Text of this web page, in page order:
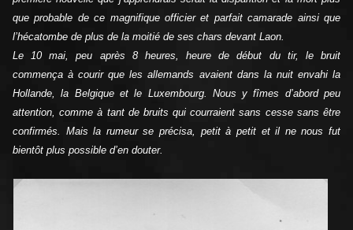
que probable de ce magnifique officier et parfait camarade ainsi que
l’hécatombe de plus de la moitié de ses chars devant Laon.
Le 10 mai, peu après 8 heures, heure de début du tir, le bruit
commença à courir que les allemands avaient dans la nuit envahi la
Hollande, la Belgique et le Luxembourg. Nous y fîmes d’abord peu
attention, comme à tant de bruits qui courraient sans cesse sans être
confirmés. Mais la rumeur se précisa, petit à petit et il ne nous fut
bientôt plus possible d’en douter.